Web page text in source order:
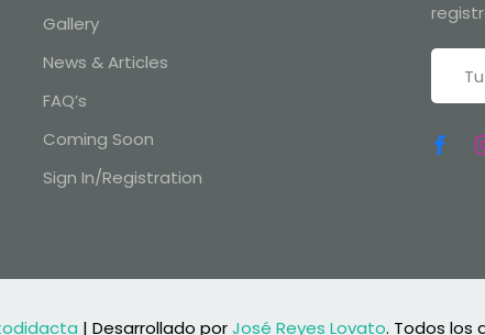
Gallery
News & Articles
FAQ’s
Coming Soon
Sign In/Registration
| Desarrollado porJosé Reyes Lovato. Todos los
Sign in